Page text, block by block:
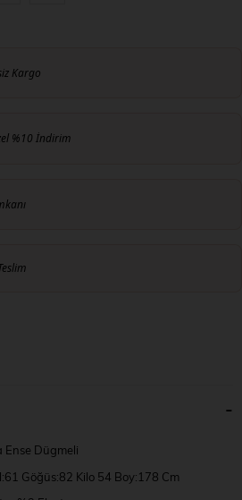
Kargo
%10 İndirim
Dügmeli
Göğüs:82 Kilo 54 Boy:178 Cm